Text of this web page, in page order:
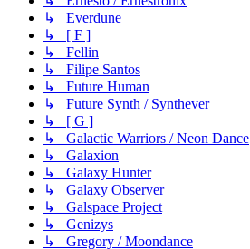
↳ Everdune
↳ [ F ]
↳ Fellin
↳ Filipe Santos
↳ Future Human
↳ Future Synth / Synthever
↳ [ G ]
↳ Galactic Warriors / Neon Dance
↳ Galaxion
↳ Galaxy Hunter
↳ Galaxy Observer
↳ Galspace Project
↳ Genizys
↳ Gregory / Moondance